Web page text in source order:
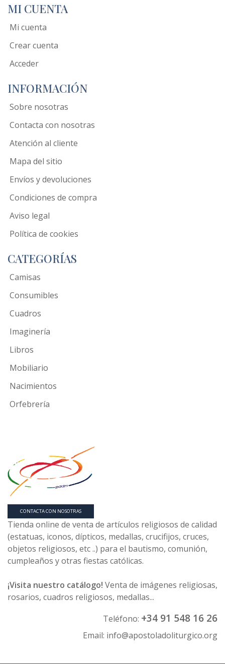
MI CUENTA
Mi cuenta
Crear cuenta
Acceder
INFORMACIÓN
Sobre nosotras
Contacta con nosotras
Atención al cliente
Mapa del sitio
Envíos y devoluciones
Condiciones de compra
Aviso legal
Política de cookies
CATEGORÍAS
Camisas
Consumibles
Cuadros
Imaginería
Libros
Mobiliario
Nacimientos
Orfebrería
CONTACTA CON NOSOTRAS
Tienda online de venta de artículos religiosos de calidad
(estatuas, iconos, dípticos, medallas, crucifijos, cruces,
objetos religiosos, etc ..) para el bautismo, comunión,
cumpleaños y otras fiestas católicas.
¡Visita nuestro catálogo! Venta de imágenes religiosas,
rosarios, cuadros religiosos, medallas...
Teléfono: +34 91 548 16 26
Email: info@apostoladoliturgico.org